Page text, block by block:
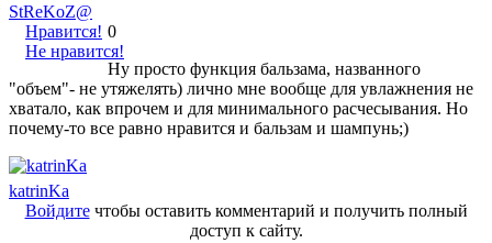
StReKoZ@
Нравится!
Не нравится!
0
Ну просто функция бальзама, названного
"объем"- не утяжелять) лично мне вообще для увлажнения не
хватало, как впрочем и для минимального расчесывания. Но
почему-то все равно нравится и бальзам и шампунь;)
katrinKa
Войдитечтобы оставить комментарий и получить полный
доступ к сайту.